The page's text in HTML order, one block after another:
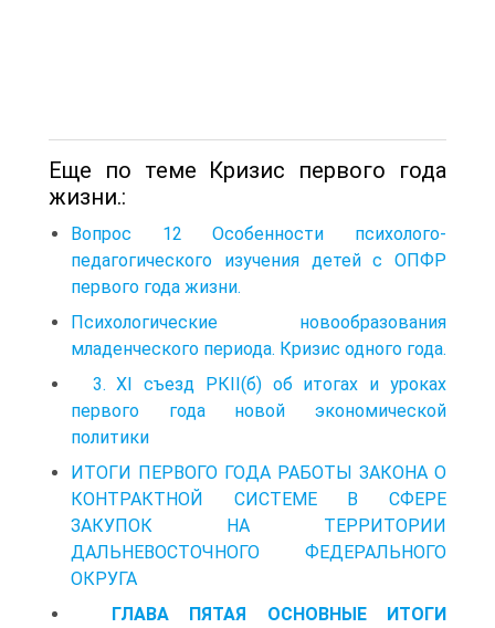
Еще по теме Кризис первого года
жизни.:
Вопрос 12 Особенности психолого-
педагогического изучения детей с ОПФР
первого года жизни.
Психологические новообразования
младенческого периода. Кризис одного года.
3. XI съезд РКІІ(б) об итогах и уроках
первого года новой экономической
политики
ИТОГИ ПЕРВОГО ГОДА РАБОТЫ ЗАКОНА О
КОНТРАКТНОЙ СИСТЕМЕ В СФЕРЕ
ЗАКУПОК НА ТЕРРИТОРИИ
ДАЛЬНЕВОСТОЧНОГО ФЕДЕРАЛЬНОГО
ОКРУГА
ГЛАВА ПЯТАЯ ОСНОВНЫЕ ИТОГИ